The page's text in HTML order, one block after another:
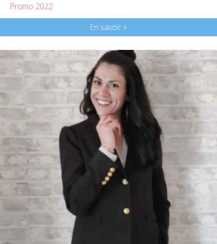
Promo 2022
En savoir +